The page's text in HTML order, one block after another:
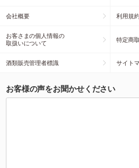
会社概要 利用規
お客さまの個人情報の
取扱いについて
特定商
酒類販売管理者標識 サイト
お客様の声をお聞かせください